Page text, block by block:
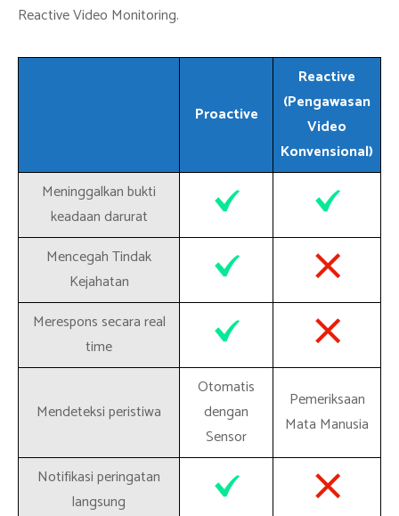
Reactive Video Monitoring.
Proactive
Reactive
(Pengawasan
Video
Konvensional)
Meninggalkan bukti
keadaan darurat
Mencegah Tindak
Kejahatan
Merespons secara real
time
Mendeteksi peristiwa
Otomatis
dengan
Sensor
Pemeriksaan
Mata Manusia
Notifikasi peringatan
langsung